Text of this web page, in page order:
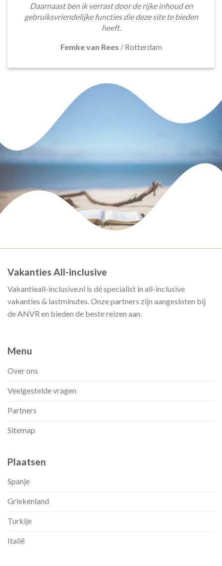
Daarnaast ben ik verrast door de rijke inhoud en
gebruiksvriendelijke functies die deze site te bieden
heeft.
Femke van Rees / Rotterdam
Vakanties All-inclusive
Vakantieall-inclusive.nl is dé specialist in all-inclusive
vakanties & lastminutes. Onze partners zijn aangesloten bij
de ANVR en bieden de beste reizen aan.
Menu
Over ons
Veelgestelde vragen
Partners
Sitemap
Plaatsen
Spanje
Griekenland
Turkije
Italië